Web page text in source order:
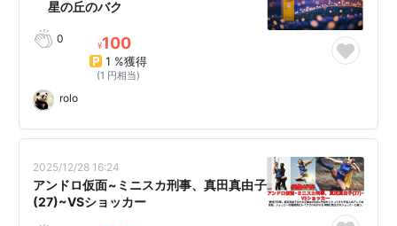
🌟星の丘のバク🌟
0 ¥100
1 %獲得
(1 円相当)
rolo
2025/12/28 16:24
アンドロ仮面~ミニスカ刑事、真田真由子
(27)~VSショッカー